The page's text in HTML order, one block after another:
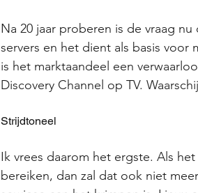
Na 20 jaar proberen is de vraag
servers en het dient als basis
is het marktaandeel een
Discovery Channel op TV.
Strijdtoneel
Ik vrees daarom het ergste. Als
bereiken, dan zal dat ook niet